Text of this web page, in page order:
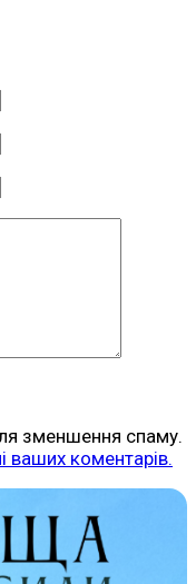
зменшення спаму.
ваших коментарів.